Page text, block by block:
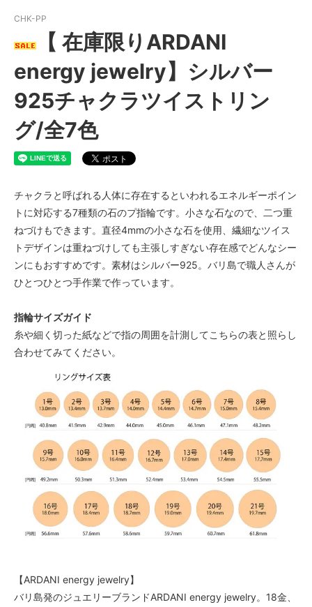
ペリドット（緑）
ターコイズ（ブルー）
1個
カーネリアン（オレンジ）
1個
シトリン（黄色）
SOLD OUT
ペリドット（緑）
SOLD OUT
アメジスト（紫）
SOLD OUT
CHK-PP
【 在庫限りARDANI
energy jewelry】シルバー
925チャクラツイストリン
グ/全7色
チャクラと呼ばれる人体に存在するといわれるエネルギーポイン
トに対応する7種類の石のプ指輪です。小さな石なので、二つ重
ねづけもできます。直径4mmの小さな石を使用、繊細なツイス
トデザインは重ねづけしても主張しすぎない存在感でどんなシー
ンにもおすすめです。素材はシルバー925。バリ島で職人さんが
ひとつひとつ手作業で作っています。
指輪サイズガイド
糸や細く切った紙などで指の周囲を計測してこちらの表と照らし
合わせてみてください。
【ARDANI energy jewelry】
バリ島発のジュエリーブランドARDANI energy jewelry。18金、